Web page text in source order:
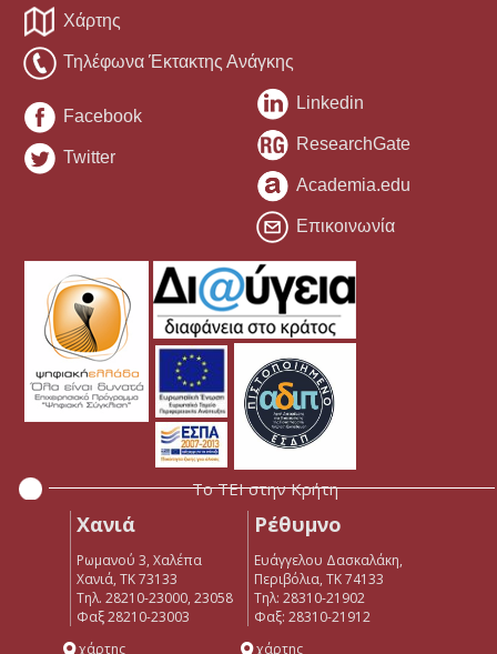
Χάρτης
Τηλέφωνα Έκτακτης Ανάγκης
Facebook
Twitter
Linkedin
ResearchGate
Academia.edu
Επικοινωνία
Το ΤΕΙ στην Κρήτη
Χανιά
Ρωμανού 3, Χαλέπα
Χανιά, ΤΚ 73133
Τηλ. 28210-23000, 23058
Φαξ 28210-23003
χάρτης
Ρέθυμνο
Ευάγγελου Δασκαλάκη,
Περιβόλια, ΤΚ 74133
Tηλ: 28310-21902
Φαξ: 28310-21912
χάρτης